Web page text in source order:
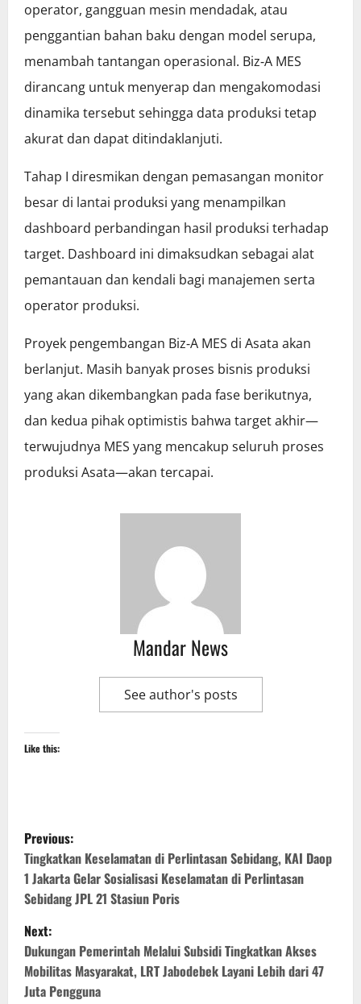
operator, gangguan mesin mendadak, atau
penggantian bahan baku dengan model serupa,
menambah tantangan operasional. Biz‑A MES
dirancang untuk menyerap dan mengakomodasi
dinamika tersebut sehingga data produksi tetap
akurat dan dapat ditindaklanjuti.
Tahap I diresmikan dengan pemasangan monitor
besar di lantai produksi yang menampilkan
dashboard perbandingan hasil produksi terhadap
target. Dashboard ini dimaksudkan sebagai alat
pemantauan dan kendali bagi manajemen serta
operator produksi.
Proyek pengembangan Biz‑A MES di Asata akan
berlanjut. Masih banyak proses bisnis produksi
yang akan dikembangkan pada fase berikutnya,
dan kedua pihak optimistis bahwa target akhir—
terwujudnya MES yang mencakup seluruh proses
produksi Asata—akan tercapai.
Mandar News
See author's posts
Like this:
P
o
s
t
n
Previous:
Tingkatkan Keselamatan di Perlintasan Sebidang, KAI Daop
1 Jakarta Gelar Sosialisasi Keselamatan di Perlintasan
Sebidang JPL 21 Stasiun Poris
Next:
Dukungan Pemerintah Melalui Subsidi Tingkatkan Akses
Mobilitas Masyarakat, LRT Jabodebek Layani Lebih dari 47
Juta Pengguna